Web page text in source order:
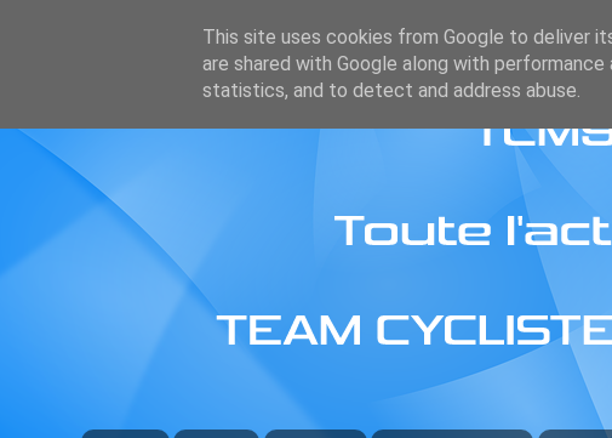
This site uses cookies from Google to deliver
are shared with Google along with
statistics, and to detect and address abuse.